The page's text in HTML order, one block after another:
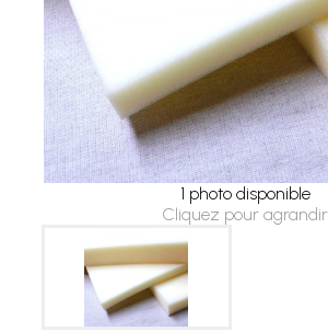
1 photo disponible
Cliquez pour agrandir